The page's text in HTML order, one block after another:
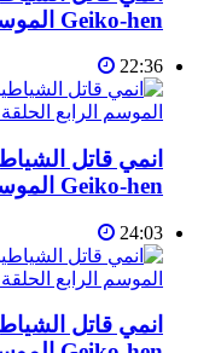
Geiko-hen الموسم الرابع الحلقة 7 مترجمة
22:36
Geiko-hen الموسم الرابع الحلقة 6 مترجمة
24:03